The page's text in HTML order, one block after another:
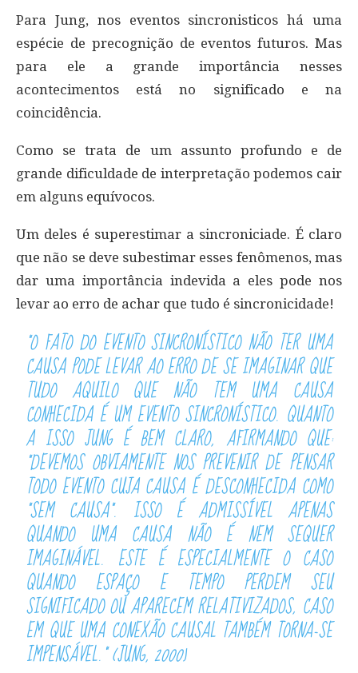
Para Jung, nos eventos sincronisticos há uma
espécie de precognição de eventos futuros. Mas
para ele a grande importância nesses
acontecimentos está no significado e na
coincidência.
Como se trata de um assunto profundo e de
grande dificuldade de interpretação podemos cair
em alguns equívocos.
Um deles é superestimar a sincroniciade. É claro
que não se deve subestimar esses fenômenos, mas
dar uma importância indevida a eles pode nos
levar ao erro de achar que tudo é sincronicidade!
“O FATO DO EVENTO SINCRONÍSTICO NÃO TER UMA
CAUSA PODE LEVAR AO ERRO DE SE IMAGINAR QUE
TUDO AQUILO QUE NÃO TEM UMA CAUSA
CONHECIDA É UM EVENTO SINCRONÍSTICO. QUANTO
A ISSO JUNG É BEM CLARO, AFIRMANDO QUE:
“DEVEMOS OBVIAMENTE NOS PREVENIR DE PENSAR
TODO EVENTO CUJA CAUSA É DESCONHECIDA COMO
“SEM CAUSA”. ISSO É ADMISSÍVEL APENAS
QUANDO UMA CAUSA NÃO É NEM SEQUER
IMAGINÁVEL. ESTE É ESPECIALMENTE O CASO
QUANDO ESPAÇO E TEMPO PERDEM SEU
SIGNIFICADO OU APARECEM RELATIVIZADOS, CASO
EM QUE UMA CONEXÃO CAUSAL TAMBÉM TORNA-SE
IMPENSÁVEL.” (JUNG, 2000)